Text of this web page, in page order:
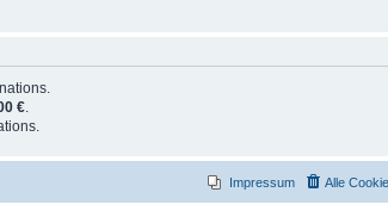
€.
Alle
Impressum